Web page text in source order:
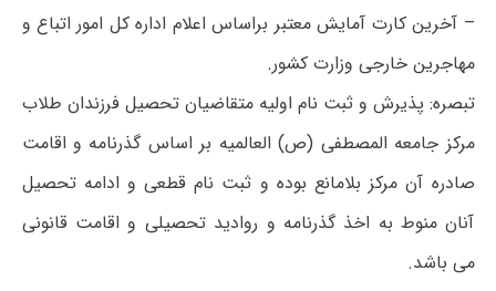
– آخرین کارت آمایش معتبر براساس اعلام اداره کل امور اتباع و
مهاجرین خارجی وزارت کشور.
تبصره: پذیرش و ثبت نام اولیه متقاضیان تحصیل فرزندان طلاب
مرکز جامعه المصطفی (ص) العالمیه بر اساس گذرنامه و اقامت
صادره آن مرکز بلامانع بوده و ثبت نام قطعی و ادامه تحصیل
آنان منوط به اخذ گذرنامه و روادید تحصیلی و اقامت قانونی
می باشد.